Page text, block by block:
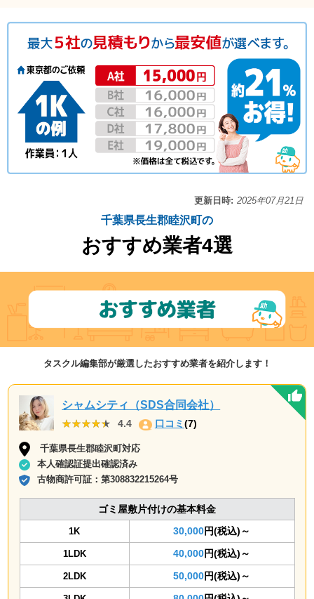
更新日時: 2025年07月21日
千葉県長生郡睦沢町の
おすすめ業者4選
タスクル編集部が厳選したおすすめ業者を紹介します！
シャムシティ（SDS合同会社）
★★★★★
★★★★★ 4.4 口コミ(7)
千葉県長生郡睦沢町対応
本人確認証提出確認済み
古物商許可証：第308832215264号
ゴミ屋敷片付けの基本料金
1K 30,000円(税込)～
1LDK 40,000円(税込)～
2LDK 50,000円(税込)～